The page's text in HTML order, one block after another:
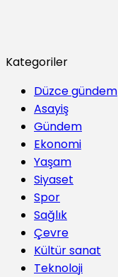
Kategoriler
Düzce gündem
Asayiş
Gündem
Ekonomi
Yaşam
Siyaset
Spor
Sağlık
Çevre
Kültür sanat
Teknoloji